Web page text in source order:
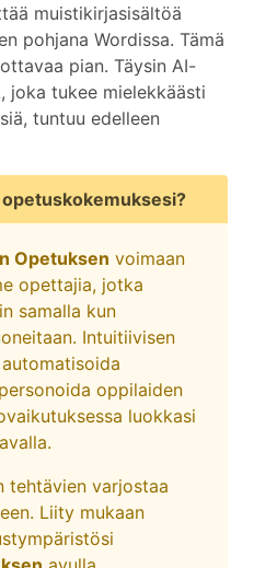
muistikirjasisältöä
pohjana Wordissa. Tämä
pian. Täysin AI-
joka tukee mielekkäästi
tuntuu edelleen
Opetuksen voimaan
opettajia, jotka
samalla kun
Intuitiivisen
oppilaiden
luokkasi
tehtävien varjostaa
Liity mukaan